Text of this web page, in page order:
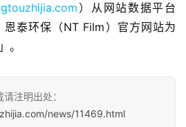
）从网站数据平台
恩泰环保（NT Film）官方网站为
」。
注明出处：
news/11469.html